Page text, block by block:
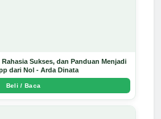
Rahasia Sukses, dan Panduan Menjadi
dari Nol - Arda Dinata
Beli / Baca